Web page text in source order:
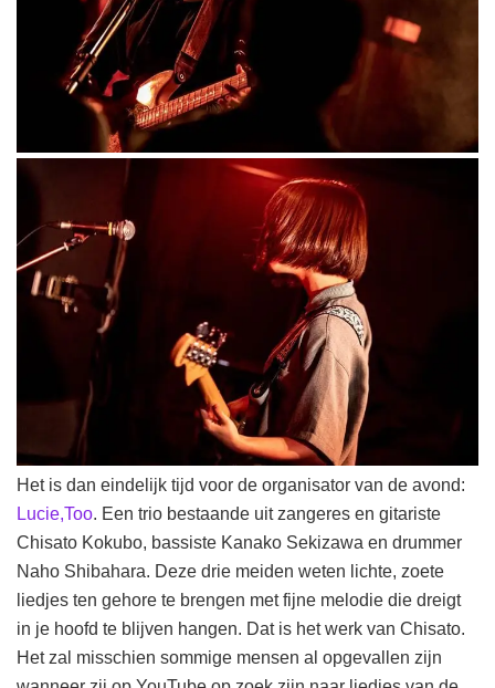
Het is dan eindelijk tijd voor de organisator van de avond:
Lucie,Too. Een trio bestaande uit zangeres en gitariste
Chisato Kokubo, bassiste Kanako Sekizawa en drummer
Naho Shibahara. Deze drie meiden weten lichte, zoete
liedjes ten gehore te brengen met fijne melodie die dreigt
in je hoofd te blijven hangen. Dat is het werk van Chisato.
Het zal misschien sommige mensen al opgevallen zijn